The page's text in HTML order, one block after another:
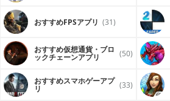
おすすめFPSアプリ (31)
おすすめ仮想通貨・ブロ
ックチェーンアプリ (50)
おすすめスマホゲーアプ
リ (33)